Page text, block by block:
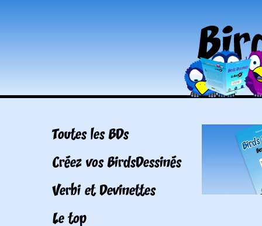
Toutes les BDs
Créez vos BirdsDessinés
Verbi et Devinettes
Le top